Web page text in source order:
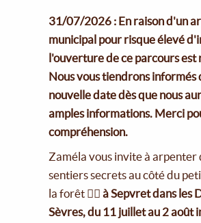
31/07/2026 : En raison d'un
municipal pour risque élevé
l'ouverture de ce parcours est
Nous vous tiendrons informés
nouvelle date dès que nous
amples informations. Merci
compréhension.
Zaméla vous invite à arpenter
sentiers secrets au côté du
la forêt 🧚‍♀️ à Sepvret dans les
Sèvres, du 11 juillet au 2 août